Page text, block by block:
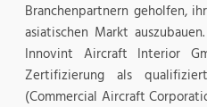
Branchenpartnern geholfen,
asiatischen Markt
Innovint Aircraft Interior
Zertifizierung als
(Commercial Aircraft